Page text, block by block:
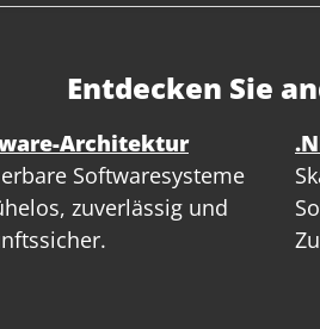
Entdecken Sie
Architektur
Softwaresysteme
zuverlässig und